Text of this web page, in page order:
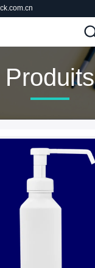
Produits